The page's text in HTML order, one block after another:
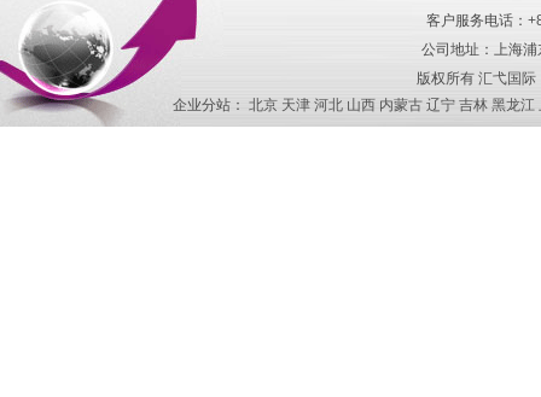
客户服务电话：
公司地址：上海
版权所有 汇弋国际
企业分站：北京 天津 河北 山西 内蒙古 辽宁 吉林 黑龙江